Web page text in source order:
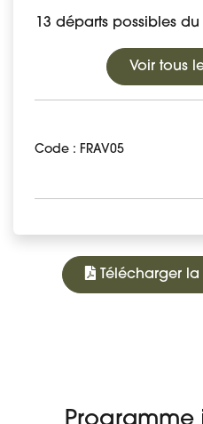
13 départs possibles
Voir tous
Code : FRAV05
Télécharger